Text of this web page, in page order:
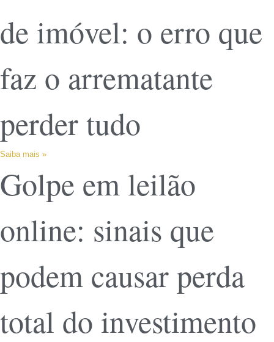
de imóvel: o erro que
faz o arrematante
perder tudo
Saiba mais »
Golpe em leilão
online: sinais que
podem causar perda
total do investimento